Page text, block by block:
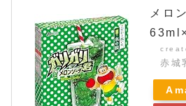
メロ
赤城